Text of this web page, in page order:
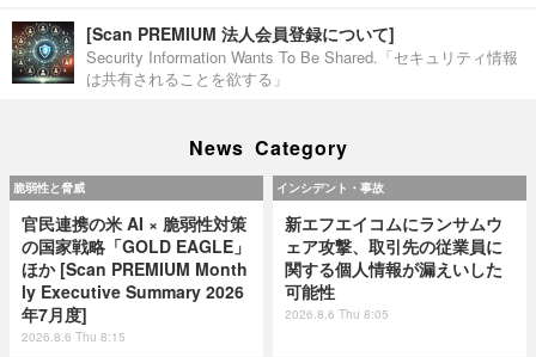
[Scan PREMIUM 法人会員登録について]
Security Information Wants To Be Shared.「セキュリティ情報
は共有されることを欲する」
News Category
脆弱性と脅威
官民連携の米 AI × 脆弱性対策
の国家戦略「GOLD EAGLE」
ほか [Scan PREMIUM Month
ly Executive Summary 2026
年7月度]
2026.8.6 Thu 8:15
インシデント・事故
新エフエイコムにランサムウ
ェア攻撃、取引先の従業員に
関する個人情報が漏えいした
可能性
2026.8.6 Thu 8:05